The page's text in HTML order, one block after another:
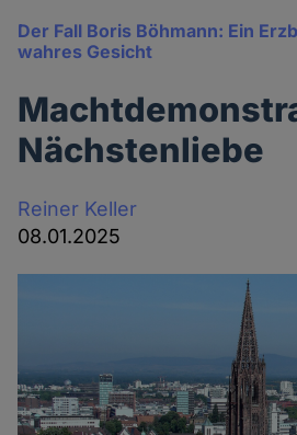
Der Fall Boris Böhmann: Ein
wahres Gesicht
Nächstenliebe
Reiner Keller
08.01.2025